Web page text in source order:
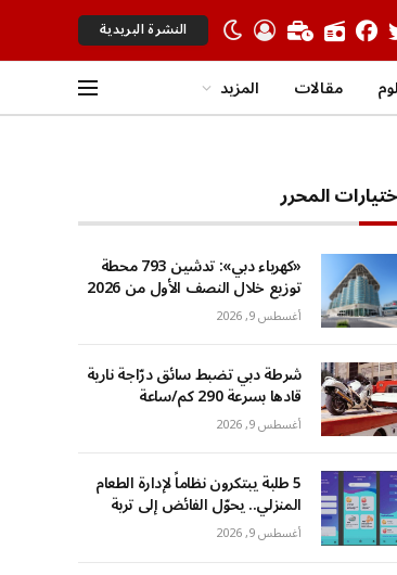
النشرة البريدية
مقالات المزيد
المحرر
«كهرباء دبي»: تدشين 793 محطة
توزيع خلال النصف الأول من 2026
أغسطس 9, 2026
شرطة دبي تضبط سائق درّاجة نارية
قادها بسرعة 290 كم/ساعة
أغسطس 9, 2026
5 طلبة يبتكرون نظاماً لإدارة الطعام
المنزلي.. يحوّل الفائض إلى تربة
أغسطس 9, 2026